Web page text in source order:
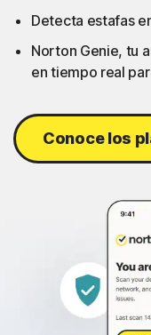
Detecta estafas
Norton Genie, tu
en tiempo real
Conoce los